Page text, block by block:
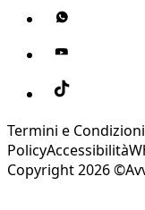
Termini e Condizioni
PolicyAccessibilità
Copyright 2026